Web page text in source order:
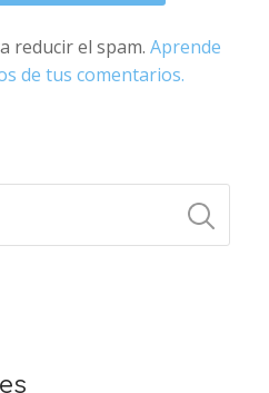
reducir el spam.Aprende
de tus comentarios.